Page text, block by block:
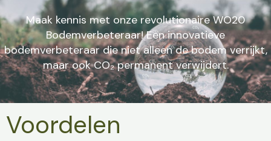
Maak kennis met onze revolutionaire WO20
Bodemverbeteraar! Een innovatieve
bodemverbeteraar die niet alleen de bodem verrijkt,
maar ook CO₂ permanent verwijdert.
Voordelen